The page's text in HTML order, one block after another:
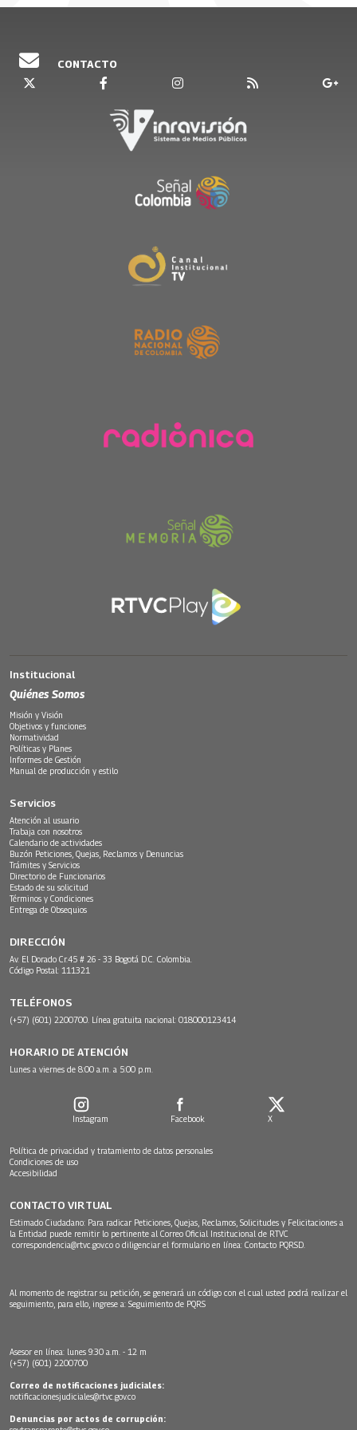
CONTACTO
Institucional
Quiénes Somos
Misión y Visión
Objetivos y funciones
Normatividad
Políticas y Planes
Informes de Gestión
Manual de producción y estilo
Servicios
Atención al usuario
Trabaja con nosotros
Calendario de actividades
Buzón Peticiones, Quejas, Reclamos y Denuncias
Trámites y Servicios
Directorio de Funcionarios
Estado de su solicitud
Términos y Condiciones
Entrega de Obsequios
DIRECCIÓN
Av. El Dorado Cr.45 # 26 - 33 Bogotá D.C. Colombia.
Código Postal: 111321
TELÉFONOS
(+57) (601) 2200700. Línea gratuita nacional: 018000123414
HORARIO DE ATENCIÓN
Lunes a viernes de 8:00 a.m. a 5:00 p.m.
Instagram Facebook X
Política de privacidad y tratamiento de datos personales
Condiciones de uso
Accesibilidad
CONTACTO VIRTUAL
Estimado Ciudadano: Para radicar Peticiones, Quejas, Reclamos, Solicitudes y Felicitaciones a
la Entidad puede remitir lo pertinente al Correo Oficial Institucional de RTVC
correspondencia@rtvc.gov.co o diligenciar el formulario en línea: Contacto PQRSD.
Al momento de registrar su petición, se generará un código con el cual usted podrá realizar el
seguimiento, para ello, ingrese a: Seguimiento de PQRS
Asesor en línea: lunes 9:30 a.m. - 12 m
(+57) (601) 2200700
Correo de notificaciones judiciales:
notificacionesjudiciales@rtvc.gov.co
Denuncias por actos de corrupción: